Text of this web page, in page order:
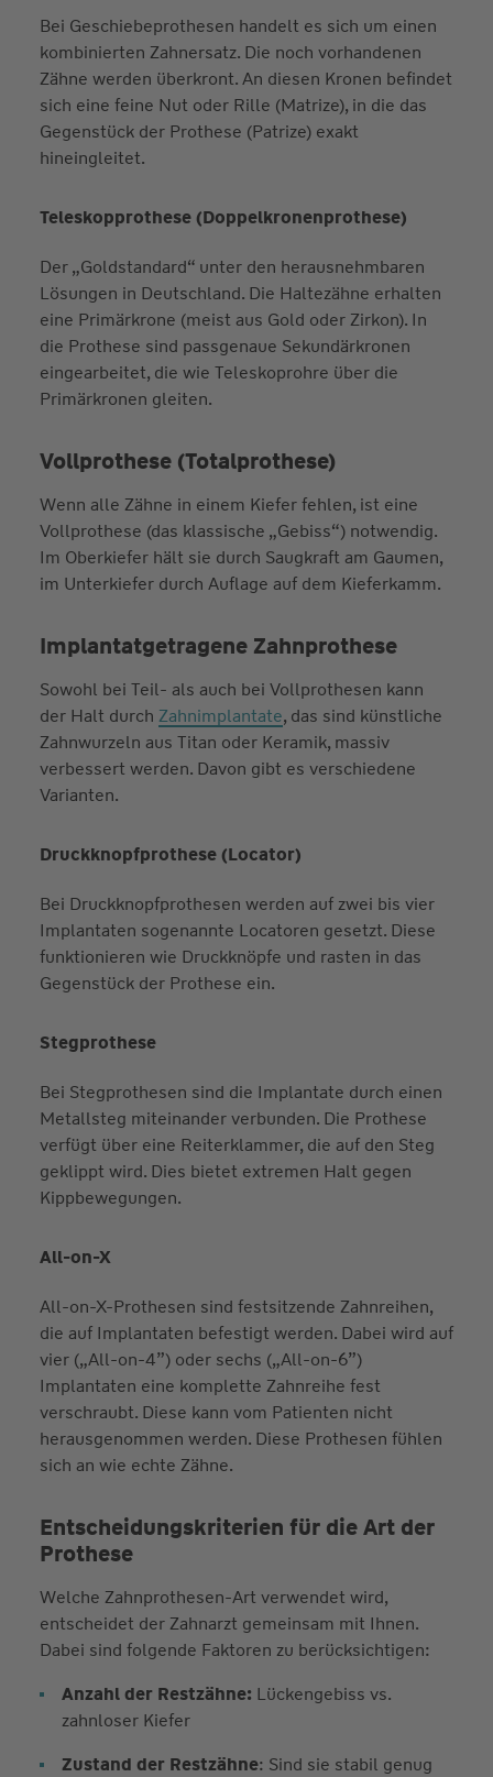
Bei Geschiebeprothesen handelt es sich um einen
kombinierten Zahnersatz. Die noch vorhandenen
Zähne werden überkront. An diesen Kronen befindet
sich eine feine Nut oder Rille (Matrize), in die das
Gegenstück der Prothese (Patrize) exakt
hineingleitet.
Teleskopprothese (Doppelkronenprothese)
Der „Goldstandard“ unter den herausnehmbaren
Lösungen in Deutschland. Die Haltezähne erhalten
eine Primärkrone (meist aus Gold oder Zirkon). In
die Prothese sind passgenaue Sekundärkronen
eingearbeitet, die wie Teleskoprohre über die
Primärkronen gleiten.
Vollprothese (Totalprothese)
Wenn alle Zähne in einem Kiefer fehlen, ist eine
Vollprothese (das klassische „Gebiss“) notwendig.
Im Oberkiefer hält sie durch Saugkraft am Gaumen,
im Unterkiefer durch Auflage auf dem Kieferkamm.
Implantatgetragene Zahnprothese
Sowohl bei Teil- als auch bei Vollprothesen kann
der Halt durch Zahnimplantate, das sind künstliche
Zahnwurzeln aus Titan oder Keramik, massiv
verbessert werden. Davon gibt es verschiedene
Varianten.
Druckknopfprothese (Locator)
Bei Druckknopfprothesen werden auf zwei bis vier
Implantaten sogenannte Locatoren gesetzt. Diese
funktionieren wie Druckknöpfe und rasten in das
Gegenstück der Prothese ein.
Stegprothese
Bei Stegprothesen sind die Implantate durch einen
Metallsteg miteinander verbunden. Die Prothese
verfügt über eine Reiterklammer, die auf den Steg
geklippt wird. Dies bietet extremen Halt gegen
Kippbewegungen.
All-on-X
All-on-X-Prothesen sind festsitzende Zahnreihen,
die auf Implantaten befestigt werden. Dabei wird auf
vier („All-on-4”) oder sechs („All-on-6”)
Implantaten eine komplette Zahnreihe fest
verschraubt. Diese kann vom Patienten nicht
herausgenommen werden. Diese Prothesen fühlen
sich an wie echte Zähne.
Entscheidungskriterien für die Art der
Prothese
Welche Zahnprothesen-Art verwendet wird,
entscheidet der Zahnarzt gemeinsam mit Ihnen.
Dabei sind folgende Faktoren zu berücksichtigen:
Anzahl der Restzähne: Lückengebiss vs.
zahnloser Kiefer
Zustand der Restzähne: Sind sie stabil genug